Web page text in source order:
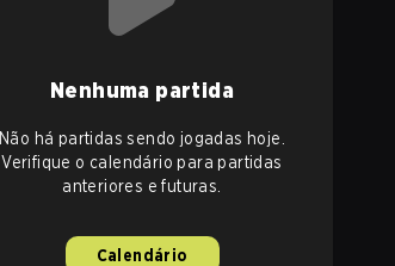
Nenhuma partida
Não há partidas sendo jogadas hoje.
Verifique o calendário para partidas
anteriores e futuras.
Calendário